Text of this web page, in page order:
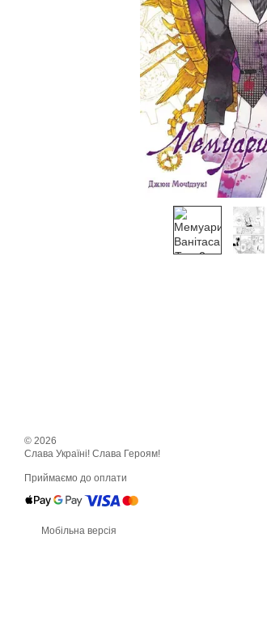
© 2026
Слава Україні! Слава Героям!
Приймаємо до оплати
Мобільна версія